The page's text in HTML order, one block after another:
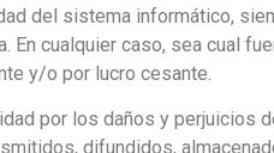
del sistema informático,
cualquier caso, sea cual
y/o por lucro cesante.
por los daños y perjuicios
difundidos,